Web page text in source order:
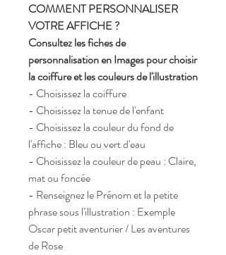
COMMENT PERSONNALISER
VOTRE AFFICHE ?
Consultez les fiches de
personnalisation en Images pour choisir
la coiffure et les couleurs de l'illustration
- Choisissez la coiffure
- Choisissez la tenue de l'enfant
- Choisissez la couleur du fond de
l'affiche : Bleu ou vert d'eau
- Choisissez la couleur de peau : Claire,
mat ou foncée
- Renseignez le Prénom et la petite
phrase sous l'illustration : Exemple
Oscar petit aventurier / Les aventures
de Rose